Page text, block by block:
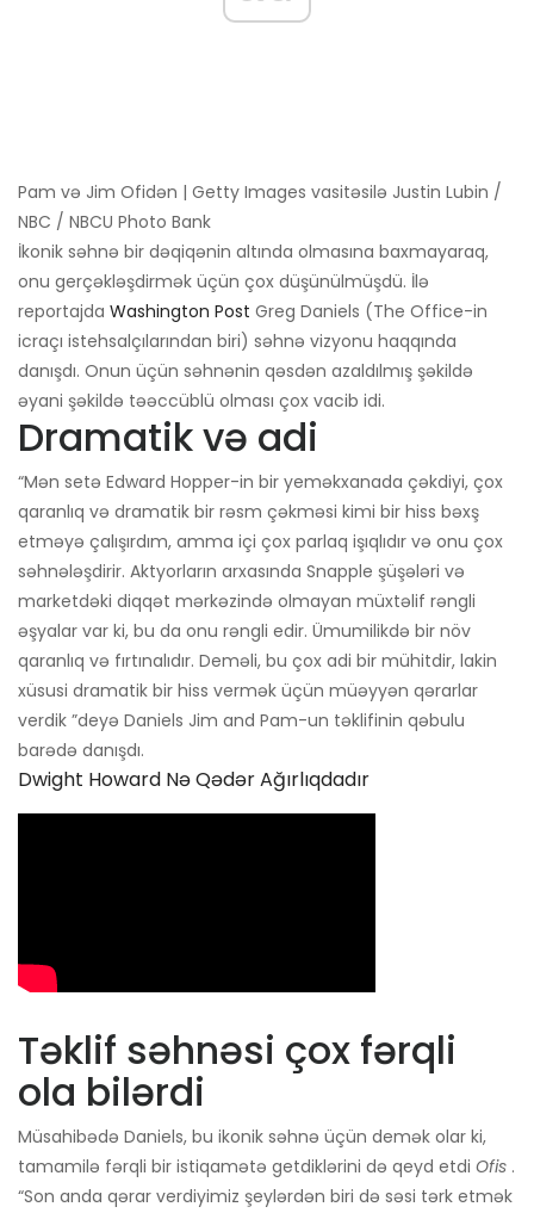
Pam və Jim Ofidən | Getty Images vasitəsilə Justin Lubin /
NBC / NBCU Photo Bank
İkonik səhnə bir dəqiqənin altında olmasına baxmayaraq,
onu gerçəkləşdirmək üçün çox düşünülmüşdü. İlə
reportajda Washington Post Greg Daniels (The Office-in
icraçı istehsalçılarından biri) səhnə vizyonu haqqında
danışdı. Onun üçün səhnənin qəsdən azaldılmış şəkildə
əyani şəkildə təəccüblü olması çox vacib idi.
Dramatik və adi
“Mən setə Edward Hopper-in bir yeməkxanada çəkdiyi, çox
qaranlıq və dramatik bir rəsm çəkməsi kimi bir hiss bəxş
etməyə çalışırdım, amma içi çox parlaq işıqlıdır və onu çox
səhnələşdirir. Aktyorların arxasında Snapple şüşələri və
marketdəki diqqət mərkəzində olmayan müxtəlif rəngli
əşyalar var ki, bu da onu rəngli edir. Ümumilikdə bir növ
qaranlıq və fırtınalıdır. Deməli, bu çox adi bir mühitdir, lakin
xüsusi dramatik bir hiss vermək üçün müəyyən qərarlar
verdik ”deyə Daniels Jim and Pam-un təklifinin qəbulu
barədə danışdı.
Dwight Howard Nə Qədər Ağırlıqdadır
Təklif səhnəsi çox fərqli
ola bilərdi
Müsahibədə Daniels, bu ikonik səhnə üçün demək olar ki,
tamamilə fərqli bir istiqamətə getdiklərini də qeyd etdi Ofis .
“Son anda qərar verdiyimiz şeylərdən biri də səsi tərk etmək